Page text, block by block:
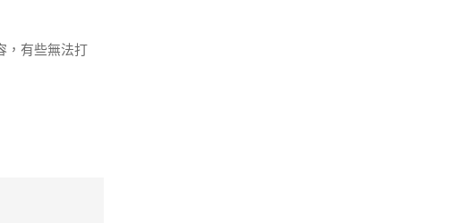
，有些無法打